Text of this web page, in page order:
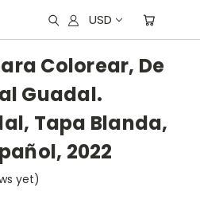
USD
Colorear, De
Guadal.
Tapa Blanda,
2022
yet)